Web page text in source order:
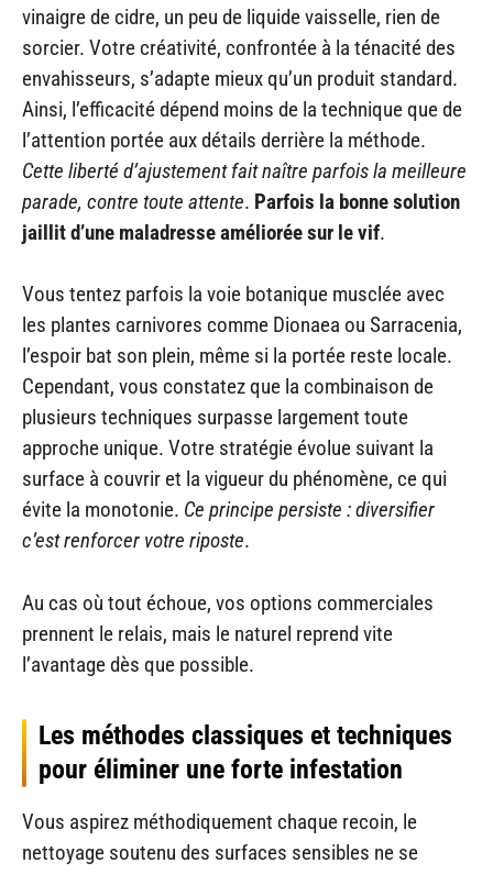
vinaigre de cidre, un peu de liquide vaisselle, rien de
sorcier. Votre créativité, confrontée à la ténacité des
envahisseurs, s’adapte mieux qu’un produit standard.
Ainsi, l’efficacité dépend moins de la technique que de
l’attention portée aux détails derrière la méthode.
Cette liberté d’ajustement fait naître parfois la meilleure
parade, contre toute attente. Parfois la bonne solution
jaillit d’une maladresse améliorée sur le vif.
Vous tentez parfois la voie botanique musclée avec
les plantes carnivores comme Dionaea ou Sarracenia,
l’espoir bat son plein, même si la portée reste locale.
Cependant, vous constatez que la combinaison de
plusieurs techniques surpasse largement toute
approche unique. Votre stratégie évolue suivant la
surface à couvrir et la vigueur du phénomène, ce qui
évite la monotonie. Ce principe persiste : diversifier
c’est renforcer votre riposte.
Au cas où tout échoue, vos options commerciales
prennent le relais, mais le naturel reprend vite
l’avantage dès que possible.
Les méthodes classiques et techniques
pour éliminer une forte infestation
Vous aspirez méthodiquement chaque recoin, le
nettoyage soutenu des surfaces sensibles ne se